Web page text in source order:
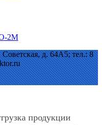
2М
д. 64А5; тел.: 8
продукции